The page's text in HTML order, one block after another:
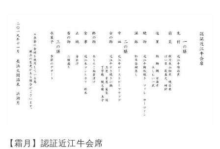
【霜月】認証近江牛会席